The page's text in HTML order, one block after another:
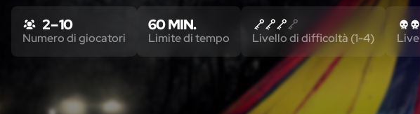
2 – 10
Numero di giocatori
60 MIN.
Limite di tempo Livello di difficoltà (1-4)